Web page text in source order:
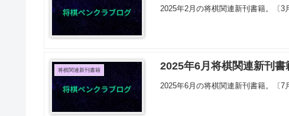
2025年2月の将棋関連新刊書籍。〔3
将棋関連新刊書籍 2025年6月将棋関連新刊書
2025年6月の将棋関連新刊書籍。〔7